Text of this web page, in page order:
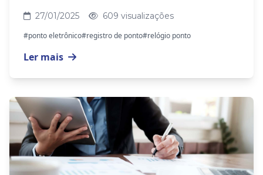
27/01/2025 609 visualizações
#ponto eletrônico#registro de ponto#relógio ponto
Ler mais